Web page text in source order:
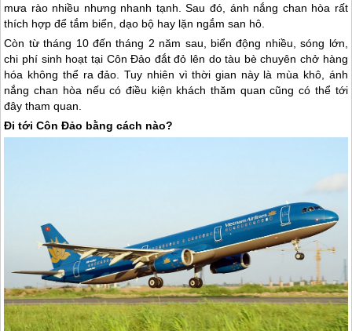
mưa rào nhiều nhưng nhanh tạnh. Sau đó, ánh nắng chan hòa rất
thích hợp để tắm biển, dạo bộ hay lặn ngắm san hô.
Còn từ tháng 10 đến tháng 2 năm sau, biển động nhiều, sóng lớn,
chi phí sinh hoạt tại Côn Đảo đắt đỏ lên do tàu bè chuyên chở hàng
hóa không thể ra đảo. Tuy nhiên vì thời gian này là mùa khô, ánh
nắng chan hòa nếu có điều kiện khách thăm quan cũng có thể tới
đây tham quan.
Đi tớiCôn Đảo bằng cách nào?